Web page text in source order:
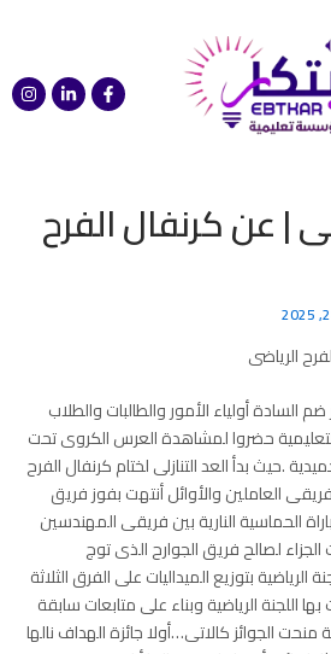
F
a
c
k
-
f
L
i
n
-
i
n
I
n
s
| عن كرنفال الفرح
الرياضى
أولياء الأمور والطالبات والطلاب
حضروا لمشاهدة العرس الكروى تحت
.حيث بدأ العد التنازلى لختام كرنفال الفرح
العاملين والأوائل أنتهت بفوز فريق
الحماسية النارية بين فريقى المهندسين
الجزاء لصالح فريق الجوارح الذى توج
بتوزيع الميداليات على الفرق الثلاثة
اللجنة الرياضية وبناء على متابعات سابقة
منحت الجوائز كالاتى…أولا جائزة الهداف نالها